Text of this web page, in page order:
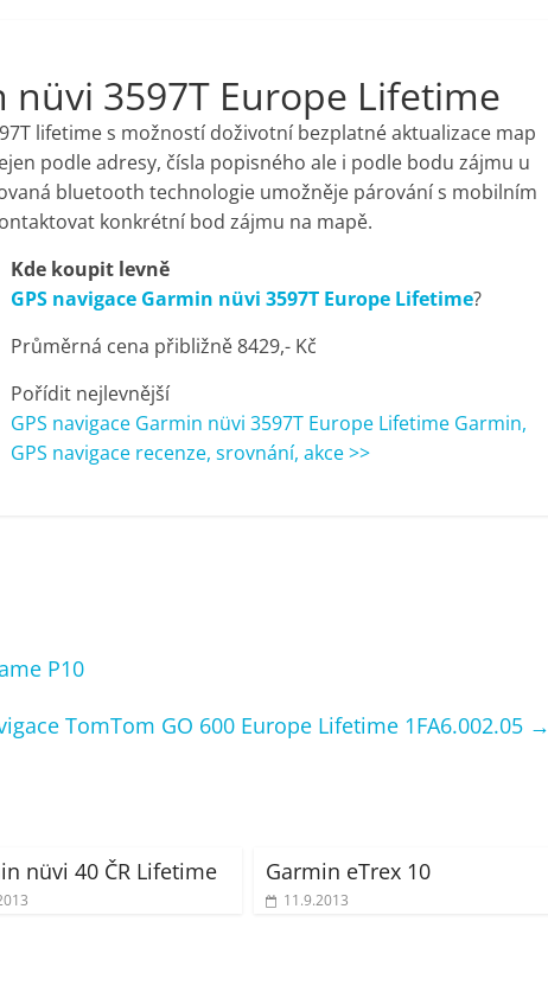
nüvi 3597T Europe Lifetime
lifetime s možností doživotní bezplatné aktualizace map
podle adresy, čísla popisného ale i podle bodu zájmu u
bluetooth technologie umožněje párování s mobilním
konkrétní bod zájmu na mapě.
Kde koupit levně
GPS navigace Garmin nüvi 3597T Europe Lifetime?
Průměrná cena přibližně 8429,- Kč
Pořídit nejlevnější
GPS navigace Garmin nüvi 3597T Europe Lifetime Garmin,
GPS navigace recenze, srovnání, akce >>
P10
TomTom GO 600 Europe Lifetime 1FA6.002.05 →
nüvi 40 ČR Lifetime Garmin eTrex 10
11.9.2013